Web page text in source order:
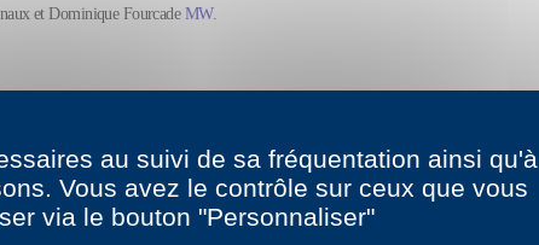
et Dominique Fourcade MW.
au suivi de sa fréquentation ainsi qu'à
Vous avez le contrôle sur ceux que vous
via le bouton "Personnaliser"